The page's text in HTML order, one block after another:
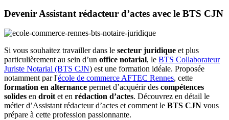
Devenir Assistant rédacteur d’actes avec le BTS CJN
Si vous souhaitez travailler dans le secteur juridique et plus
particulièrement au sein d’un office notarial, le BTS Collaborateur
Juriste Notarial (BTS CJN) est une formation idéale. Proposée
notamment par l'école de commerce AFTEC Rennes, cette
formation en alternance permet d’acquérir des compétences
solides en droitet en rédaction d’actes. Découvrez en détail le
métier d’Assistant rédacteur d’actes et comment le BTS CJN vous
prépare à cette profession passionnante.